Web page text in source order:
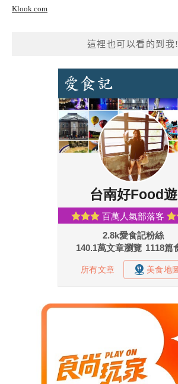
Klook.com
這裡也可以看的到我!